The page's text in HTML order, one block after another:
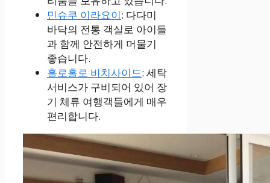
민슈쿠 이라요이: 다다미
바닥의 전통 객실로 아이들
과 함께 안전하게 머물기
좋습니다.
홀로홀로 비치사이드: 세탁
서비스가 구비되어 있어 장
기 체류 여행객들에게 매우
편리합니다.